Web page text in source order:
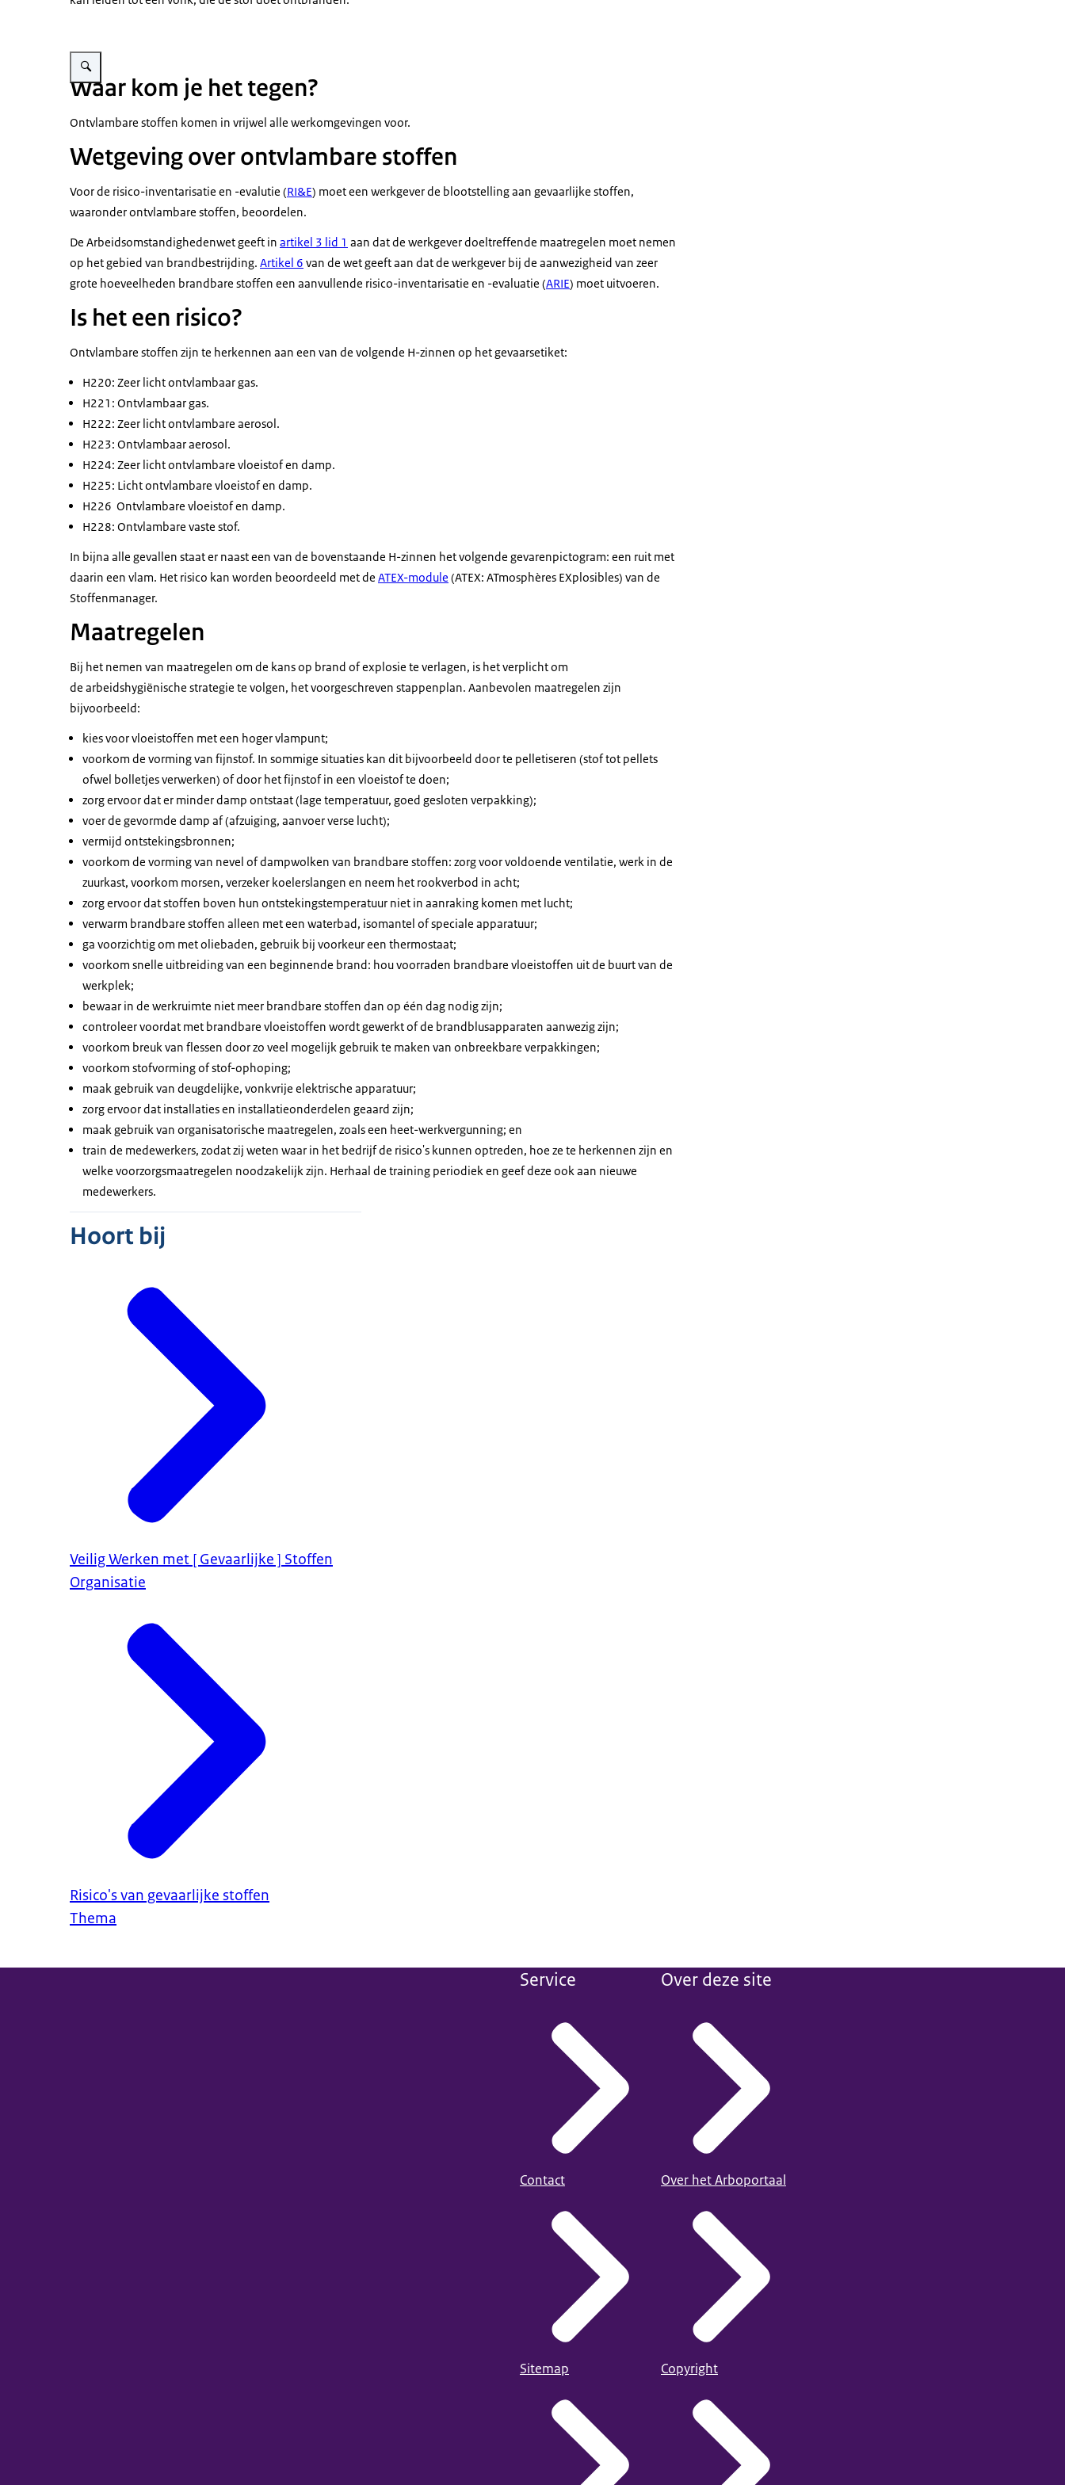
Vergroot afbeelding Gevarenpictogram (zeer) licht ontvlambare stoffen (GHS02)
Waar kom je het tegen?
Ontvlambare stoffen komen in vrijwel alle werkomgevingen voor.
Wetgeving over ontvlambare stoffen
Voor de risico-inventarisatie en -evalutie (RI&E) moet een werkgever de blootstelling aan gevaarlijke stoffen,
waaronder ontvlambare stoffen, beoordelen.
De Arbeidsomstandighedenwet geeft in artikel 3 lid 1 aan dat de werkgever doeltreffende maatregelen moet nemen
op het gebied van brandbestrijding. Artikel 6 van de wet geeft aan dat de werkgever bij de aanwezigheid van zeer
grote hoeveelheden brandbare stoffen een aanvullende risico-inventarisatie en -evaluatie (ARIE) moet uitvoeren.
Is het een risico?
Ontvlambare stoffen zijn te herkennen aan een van de volgende H-zinnen op het gevaarsetiket:
H220: Zeer licht ontvlambaar gas.
H221: Ontvlambaar gas.
H222: Zeer licht ontvlambare aerosol.
H223: Ontvlambaar aerosol.
H224: Zeer licht ontvlambare vloeistof en damp.
H225: Licht ontvlambare vloeistof en damp.
H226 Ontvlambare vloeistof en damp.
H228: Ontvlambare vaste stof.
In bijna alle gevallen staat er naast een van de bovenstaande H-zinnen het volgende gevarenpictogram: een ruit met
daarin een vlam. Het risico kan worden beoordeeld met de ATEX-module (ATEX: ATmosphères EXplosibles) van de
Stoffenmanager.
Maatregelen
Bij het nemen van maatregelen om de kans op brand of explosie te verlagen, is het verplicht om
de arbeidshygiënische strategie te volgen, het voorgeschreven stappenplan. Aanbevolen maatregelen zijn
bijvoorbeeld:
kies voor vloeistoffen met een hoger vlampunt;
voorkom de vorming van fijnstof. In sommige situaties kan dit bijvoorbeeld door te pelletiseren (stof tot pellets
ofwel bolletjes verwerken) of door het fijnstof in een vloeistof te doen;
zorg ervoor dat er minder damp ontstaat (lage temperatuur, goed gesloten verpakking);
voer de gevormde damp af (afzuiging, aanvoer verse lucht);
vermijd ontstekingsbronnen;
voorkom de vorming van nevel of dampwolken van brandbare stoffen: zorg voor voldoende ventilatie, werk in de
zuurkast, voorkom morsen, verzeker koelerslangen en neem het rookverbod in acht;
zorg ervoor dat stoffen boven hun ontstekingstemperatuur niet in aanraking komen met lucht;
verwarm brandbare stoffen alleen met een waterbad, isomantel of speciale apparatuur;
ga voorzichtig om met oliebaden, gebruik bij voorkeur een thermostaat;
voorkom snelle uitbreiding van een beginnende brand: hou voorraden brandbare vloeistoffen uit de buurt van de
werkplek;
bewaar in de werkruimte niet meer brandbare stoffen dan op één dag nodig zijn;
controleer voordat met brandbare vloeistoffen wordt gewerkt of de brandblusapparaten aanwezig zijn;
voorkom breuk van flessen door zo veel mogelijk gebruik te maken van onbreekbare verpakkingen;
voorkom stofvorming of stof-ophoping;
maak gebruik van deugdelijke, vonkvrije elektrische apparatuur;
zorg ervoor dat installaties en installatieonderdelen geaard zijn;
maak gebruik van organisatorische maatregelen, zoals een heet-werkvergunning; en
train de medewerkers, zodat zij weten waar in het bedrijf de risico's kunnen optreden, hoe ze te herkennen zijn en
welke voorzorgsmaatregelen noodzakelijk zijn. Herhaal de training periodiek en geef deze ook aan nieuwe
medewerkers.
Hoort bij
Veilig Werken met [ Gevaarlijke ] Stoffen
Organisatie
Risico's van gevaarlijke stoffen
Thema
Service
Contact
Sitemap
Over deze site
Over het Arboportaal
Copyright